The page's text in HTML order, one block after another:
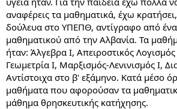
αναφέρεις τα μαθηματικά, έχω
δούλευα στο ΥΠΕΠΘ, αντίγραφο από
μαθηματικού από την Αλβανία. Τα
ήταν: Άλγεβρα Ι, Απειροστικός Λογισμός
Γεωμετρία Ι, Μαρξισμός-Λενινισμός Ι,
Αντίστοιχα στο β' εξάμηνο. Κατά μέσο
μαθήματα που αφορούσαν τα
μάθημα θρησκευτικής κατήχησης.